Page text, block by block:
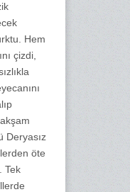
Hem
çizdi,
Deryasız
öte
Tek